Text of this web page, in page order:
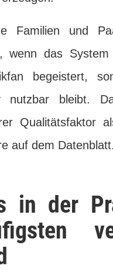
Familien und
wenn das
begeistert,
nutzbar bleibt.
Qualitätsfaktor
auf dem Datenblatt.
in der